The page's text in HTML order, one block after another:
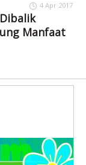
4 Apr 2017
Manfaat